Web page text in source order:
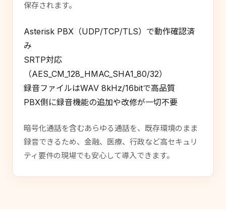
保存されます。
Asterisk PBX（UDP/TCP/TLS）で動作確認済
み
SRTP対応
（AES_CM_128_HMAC_SHA1_80/32）
録音ファイルはWAV 8kHz/16bitで高品質
PBX側に録音機能の追加や改修が一切不要
暗号化通話を含むあらゆる通話を、既存環境のまま
録音できるため、金融、医療、行政など高セキュリ
ティ要件の現場でも安心して導入できます。